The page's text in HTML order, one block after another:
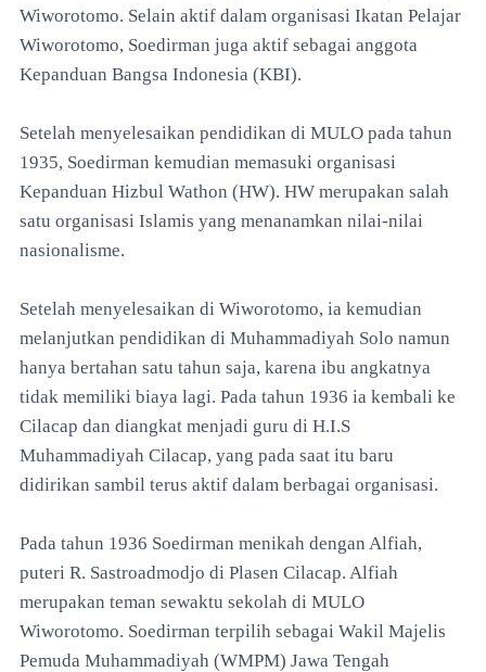
Wiworotomo. Selain aktif dalam organisasi Ikatan Pelajar
Wiworotomo, Soedirman juga aktif sebagai anggota
Kepanduan Bangsa Indonesia (KBI).
Setelah menyelesaikan pendidikan di MULO pada tahun
1935, Soedirman kemudian memasuki organisasi
Kepanduan Hizbul Wathon (HW). HW merupakan salah
satu organisasi Islamis yang menanamkan nilai-nilai
nasionalisme.
Setelah menyelesaikan di Wiworotomo, ia kemudian
melanjutkan pendidikan di Muhammadiyah Solo namun
hanya bertahan satu tahun saja, karena ibu angkatnya
tidak memiliki biaya lagi. Pada tahun 1936 ia kembali ke
Cilacap dan diangkat menjadi guru di H.I.S
Muhammadiyah Cilacap, yang pada saat itu baru
didirikan sambil terus aktif dalam berbagai organisasi.
Pada tahun 1936 Soedirman menikah dengan Alfiah,
puteri R. Sastroadmodjo di Plasen Cilacap. Alfiah
merupakan teman sewaktu sekolah di MULO
Wiworotomo. Soedirman terpilih sebagai Wakil Majelis
Pemuda Muhammadiyah (WMPM) Jawa Tengah